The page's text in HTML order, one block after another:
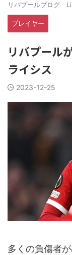
リバプールブログ
プレイヤー
リバプール
ライシス
2023-12-25
多くの負傷者